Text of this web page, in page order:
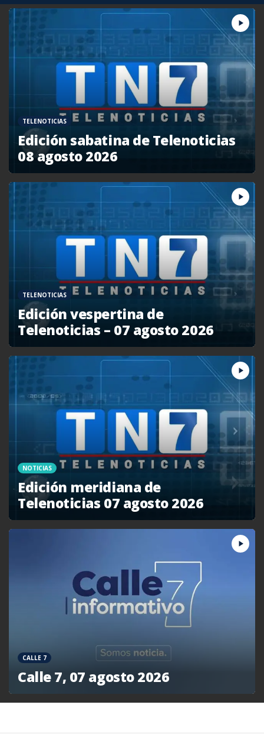
TELENOTICIAS
Edición sabatina de Telenoticias
08 agosto 2026
TELENOTICIAS
Edición vespertina de
Telenoticias – 07 agosto 2026
NOTICIAS
Edición meridiana de
Telenoticias 07 agosto 2026
CALLE 7
Calle 7, 07 agosto 2026